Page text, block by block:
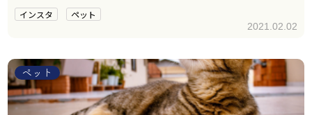
インスタ ペット
2021.02.02
ペット